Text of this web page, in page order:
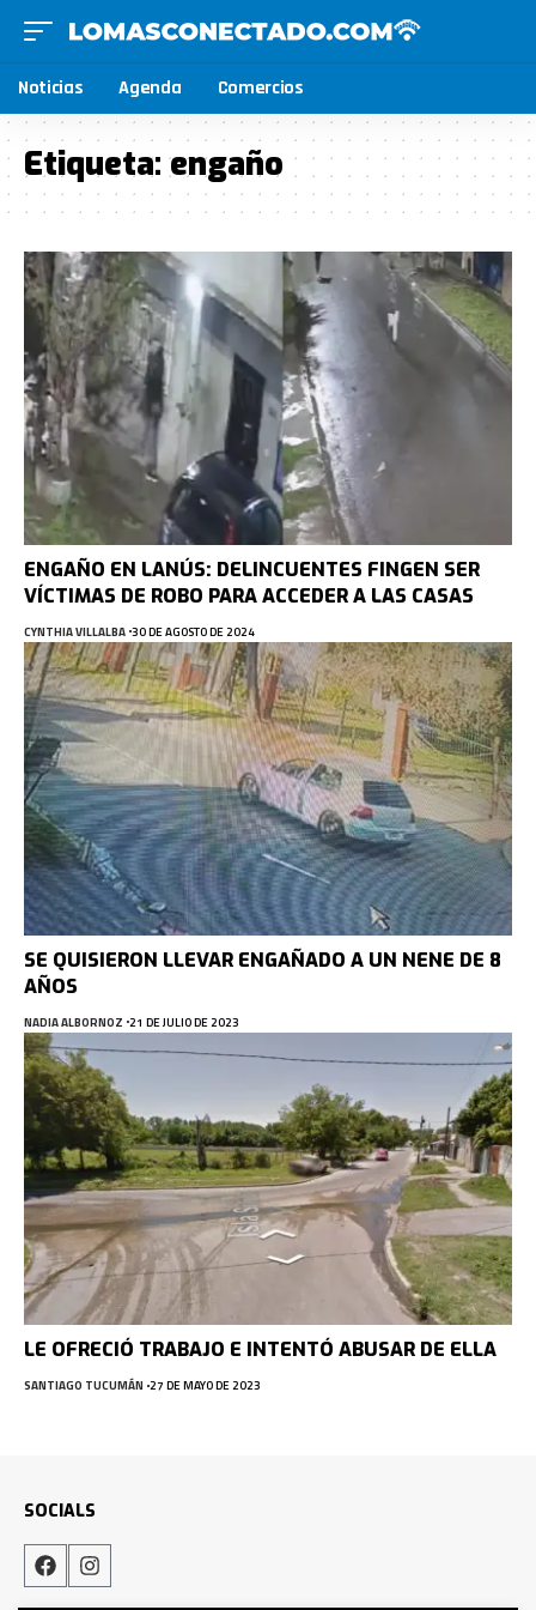
Noticias Agenda Comercios
Etiqueta:engaño
ENGAÑO EN LANÚS: DELINCUENTES FINGEN SER
VÍCTIMAS DE ROBO PARA ACCEDER A LAS CASAS
CYNTHIA VILLALBA 30 DE AGOSTO DE 2024
SE QUISIERON LLEVAR ENGAÑADO A UN NENE DE 8
AÑOS
NADIA ALBORNOZ 21 DE JULIO DE 2023
LE OFRECIÓ TRABAJO E INTENTÓ ABUSAR DE ELLA
SANTIAGO TUCUMÁN 27 DE MAYO DE 2023
SOCIALS